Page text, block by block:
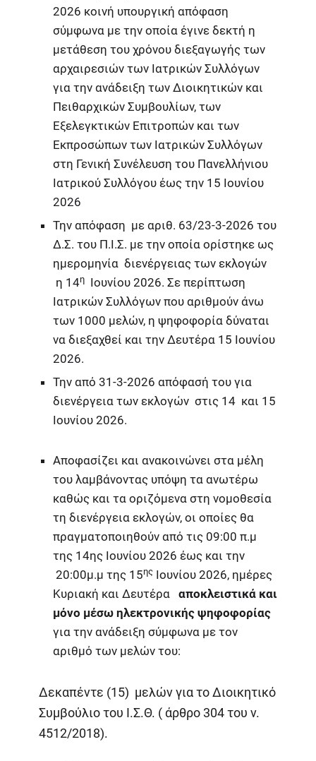
2026 κοινή υπουργική απόφαση
σύμφωνα με την οποία έγινε δεκτή η
μετάθεση του χρόνου διεξαγωγής των
αρχαιρεσιών των Ιατρικών Συλλόγων
για την ανάδειξη των Διοικητικών και
Πειθαρχικών Συμβουλίων, των
Εξελεγκτικών Επιτροπών και των
Εκπροσώπων των Ιατρικών Συλλόγων
στη Γενική Συνέλευση του Πανελλήνιου
Ιατρικού Συλλόγου έως την 15 Ιουνίου
2026
Την απόφαση με αριθ. 63/23-3-2026 του
Δ.Σ. του Π.Ι.Σ. με την οποία ορίστηκε ως
ημερομηνία διενέργειας των εκλογών
η 14η Ιουνίου 2026. Σε περίπτωση
Ιατρικών Συλλόγων που αριθμούν άνω
των 1000 μελών, η ψηφοφορία δύναται
να διεξαχθεί και την Δευτέρα 15 Ιουνίου
2026.
Την από 31-3-2026 απόφασή του για
διενέργεια των εκλογών στις 14 και 15
Ιουνίου 2026.
Αποφασίζει και ανακοινώνει στα μέλη
του λαμβάνοντας υπόψη τα ανωτέρω
καθώς και τα οριζόμενα στη νομοθεσία
τη διενέργεια εκλογών, οι οποίες θα
πραγματοποιηθούν από τις 09:00 π.μ
της 14ης Ιουνίου 2026 έως και την
20:00μ.μ της 15ης Ιουνίου 2026, ημέρες
Κυριακή και Δευτέρα αποκλειστικά και
μόνο μέσω ηλεκτρονικής ψηφοφορίας
για την ανάδειξη σύμφωνα με τον
αριθμό των μελών του:
Δεκαπέντε (15) μελών για το Διοικητικό
Συμβούλιο του Ι.Σ.Θ. ( άρθρο 304 του ν.
4512/2018).